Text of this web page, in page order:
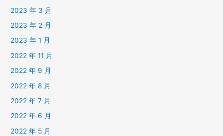
2023 年 3 月
2023 年 2 月
2023 年 1 月
2022 年 11 月
2022 年 9 月
2022 年 8 月
2022 年 7 月
2022 年 6 月
2022 年 5 月